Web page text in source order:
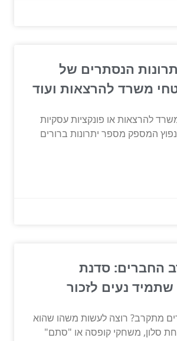
הנסתרים של
משרד להרצאות ועוד
להרצאות או פונקציות עסקיות
נפוץ המספק מספר יתרונות ברורים
החברים: סדנת
שתמיד נעים לזכור
מתקרב? רוצה לעשות משהו שהוא
סלון, משחקי קופסה או "סתם"